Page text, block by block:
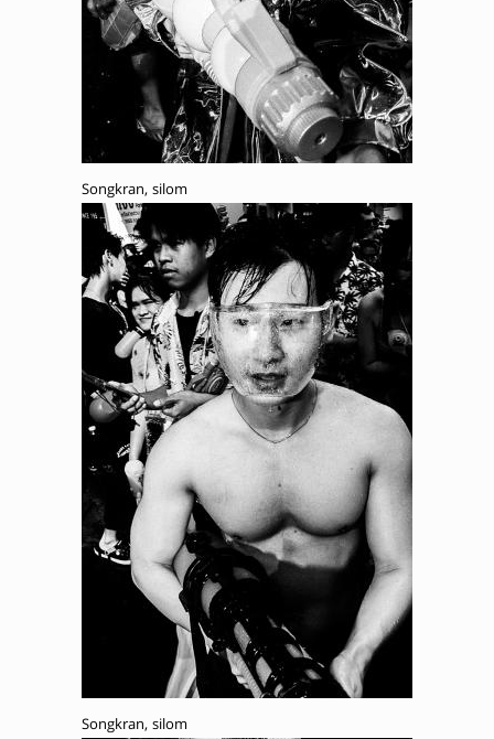
Songkran, silom
Songkran, silom